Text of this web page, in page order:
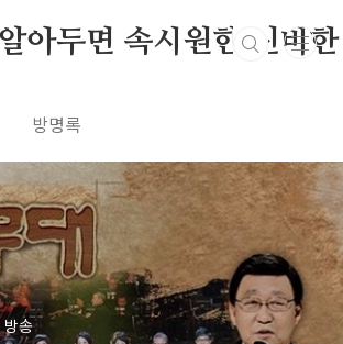
아두면 속시원한 신비한
방명록
방송